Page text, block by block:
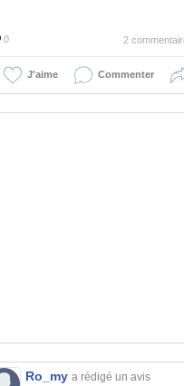
0 2
J'aime Commenter
Ro_my a rédigé un avis